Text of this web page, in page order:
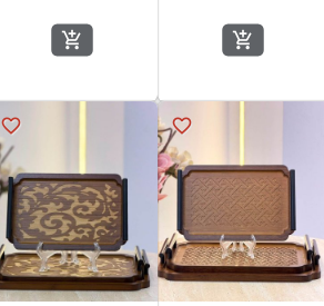
add_shopping_cart
add_shopping_cart
favorite_border
favorite_border